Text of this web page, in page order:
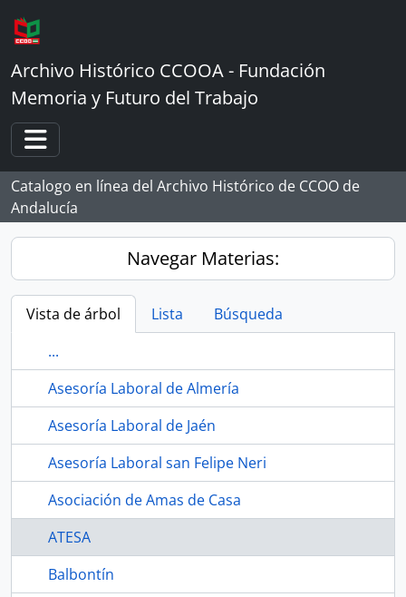
Skip to main content
Archivo Histórico CCOOA - Fundación
Memoria y Futuro del Trabajo
Toggle navigation
Catalogo en línea del Archivo Histórico de CCOO de
Andalucía
Navegar Materias:
Vista de árbol Lista
Búsqueda
...
Asesoría Laboral de Almería
Asesoría Laboral de Jaén
Asesoría Laboral san Felipe Neri
Asociación de Amas de Casa
ATESA
Balbontín